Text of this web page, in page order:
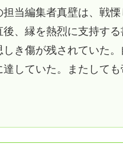
当編集者真壁は、戦慄
、縁を熱烈に支持す
き傷が残されていた
していた。またして